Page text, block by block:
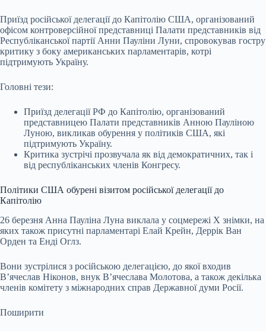
Приїзд російської делегації до Капітолію США, організований
офісом контроверсійної представниці Палати представників від
Республіканської партії Анни Пауліни Луни, спровокував гостру
критику з боку американських парламентарів, котрі
підтримують Україну.
Головні тези:
Приїзд делегації РФ до Капітолію, організований
представницею Палати представників Анною Пауліною
Луною, викликав обурення у політиків США, які
підтримують Україну.
Критика зустрічі прозвучала як від демократичних, так і
від республіканських членів Конгресу.
Політики США обурені візитом російської делегації до
Капітолію
26 березня Анна Пауліна Луна виклала у соцмережі Х знімки, на
яких також присутні парламентарі Елай Крейн, Деррік Ван
Орден та Енді Оглз.
Вони зустрілися з російською делегацією, до якої входив
В’ячеслав Ніконов, внук В’ячеслава Молотова, а також декілька
членів комітету з міжнародних справ Державної думи Росії.
Поширити